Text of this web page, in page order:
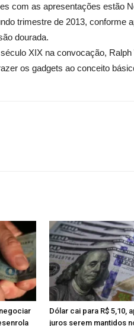
com as apresentações estão
trimestre de 2013, conforme
dourada.
XIX na convocação,
os gadgets ao conceito
Dólar cai para R$ 5,10,
juros serem mantidos